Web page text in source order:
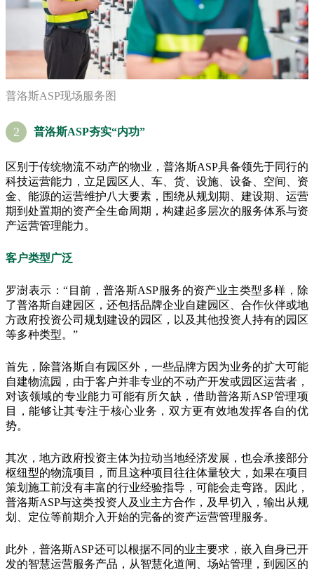
普洛斯ASP现场服务图
2 普洛斯ASP夯实“内功”
区别于传统物流不动产的物业，普洛斯ASP具备领先于同行的
科技运营能力，立足园区人、车、货、设施、设备、空间、资
金、能源的运营维护八大要素，围绕从规划期、建设期、运营
期到处置期的资产全生命周期，构建起多层次的服务体系与资
产运营管理能力。
客户类型广泛
罗澍表示：“目前，普洛斯ASP服务的资产业主类型多样，除
了普洛斯自建园区，还包括品牌企业自建园区、合作伙伴或地
方政府投资公司规划建设的园区，以及其他投资人持有的园区
等多种类型。”
首先，除普洛斯自有园区外，一些品牌方因为业务的扩大可能
自建物流园，由于客户并非专业的不动产开发或园区运营者，
对该领域的专业能力可能有所欠缺，借助普洛斯ASP管理项
目，能够让其专注于核心业务，双方更有效地发挥各自的优
势。
其次，地方政府投资主体为拉动当地经济发展，也会承接部分
枢纽型的物流项目，而且这种项目往往体量较大，如果在项目
策划施工前没有丰富的行业经验指导，可能会走弯路。因此，
普洛斯ASP与这类投资人及业主方合作，及早切入，输出从规
划、定位等前期介入开始的完备的资产运营管理服务。
此外，普洛斯ASP还可以根据不同的业主要求，嵌入自身已开
发的智慧运营服务产品，从智慧化道闸、场站管理，到园区的